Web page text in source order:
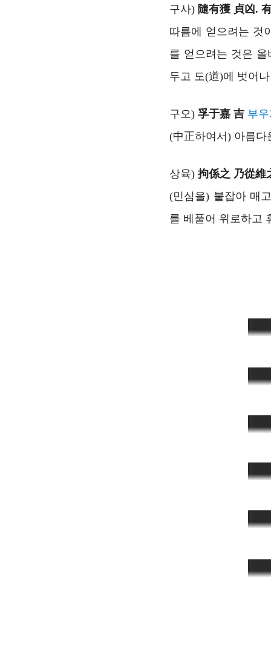
구사) 隨有獲 貞凶.
따름에 얻으려는 것
를 얻으려는 것은
두고 도(道)에 벗어
구오) 孚于嘉 吉 부
(中正하여서) 아름
상육) 拘係之 乃從維
(민심을) 붙잡아 매
를 베풀어 위로하고